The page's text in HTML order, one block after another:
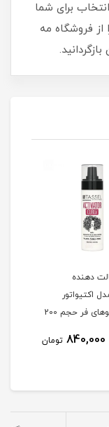
برای شما
فروشگاه مه
دهنده
اکتیواتور
مناسب موهای فر حجم 200
840,000 تومان